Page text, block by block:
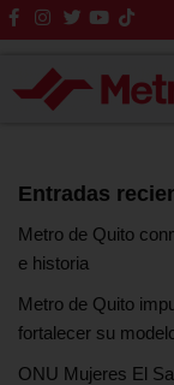
Saltar
al
Entradas
Metro de Quito
e historia
Metro de Quito
fortalecer su
ONU Mujeres El